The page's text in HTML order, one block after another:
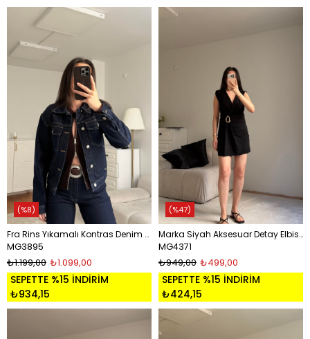
Fra Rins Yıkamalı Kontras Denim Ceket
MG3895
₺1.099,00
₺1.199,00
SEPETTE %15 İNDİRİM
₺934,15
%8
Marka Siyah Aksesuar Detay Elbise
MG4371
₺499,00
₺949,00
SEPETTE %15 İNDİRİM
₺424,15
%47